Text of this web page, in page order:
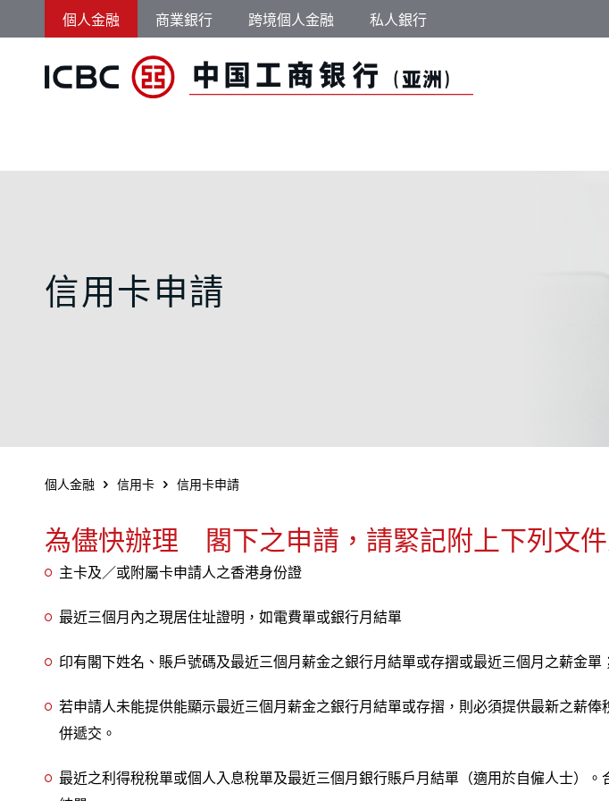
跳轉到主要內容
個人金融 商業銀行 跨境個人金融 私人銀行
信用卡申請
個人金融 信用卡 信用卡申請
為儘快辦理 閣下之申請，請緊記附上下列文件
主卡及／或附屬卡申請人之香港身份證
最近三個月內之現居住址證明，如電費單或銀行月結單
印有閣下姓名、賬戶號碼及最近三個月薪金之銀行月結單或存摺或最近三個月之薪金單
若申請人未能提供能顯示最近三個月薪金之銀行月結單或存摺，則必須提供最新之薪
併遞交。
最近之利得稅稅單或個人入息稅單及最近三個月銀行賬戶月結單（適用於自僱人士）